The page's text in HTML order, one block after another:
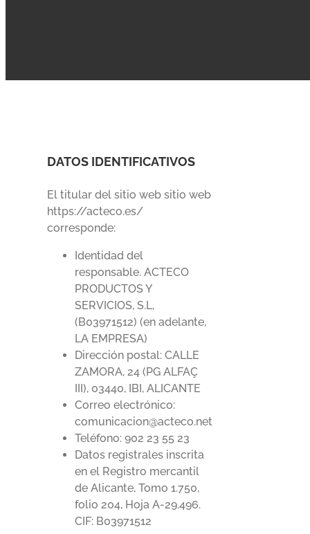
DATOS IDENTIFICATIVOS
El titular del sitio web sitio web
https://acteco.es/
corresponde:
Identidad del
responsable. ACTECO
PRODUCTOS Y
SERVICIOS, S.L,
(B03971512) (en adelante,
LA EMPRESA)
Dirección postal: CALLE
ZAMORA, 24 (PG ALFAÇ
III), 03440, IBI, ALICANTE
Correo electrónico:
comunicacion@acteco.net
Teléfono: 902 23 55 23
Datos registrales inscrita
en el Registro mercantil
de Alicante, Tomo 1.750,
folio 204, Hoja A-29.496.
CIF: B03971512